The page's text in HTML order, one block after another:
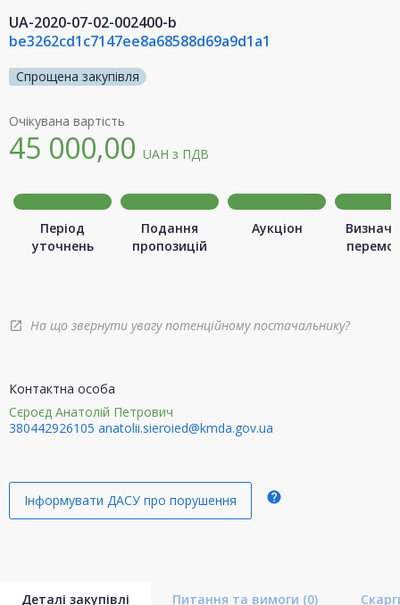
UA-2020-07-02-002400-b
be3262cd1c7147ee8a68588d69a9d1a1
Спрощена закупівля
Очікувана вартість
45 000,00 UAH з ПДВ
Період
уточнень
Подання
пропозицій
Аукціон
open_in_new На що звернути увагу потенційному постачальнику?
Контактна особа
Сєроєд Анатолій Петрович
380442926105 anatolii.sieroied@kmda.gov.ua
Інформувати ДАСУ про порушення help
Деталі закупівлі Питання та вимоги (0)